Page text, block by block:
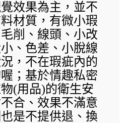
效果為主，並不
材質，有微小瑕
削、線頭、小改
、色差、小脫線
，不在瑕疵內的
；基於情趣私密
(用品)的衛生安
合、效果不滿意
是不提供退、換